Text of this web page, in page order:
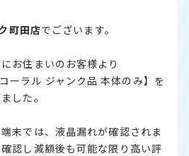
町田店でございます。
お住まいのお客様より
ーラル ジャンク品 本体のみ】を
した。
末では、液晶漏れが確認されま
認し減額後も可能な限り高い評